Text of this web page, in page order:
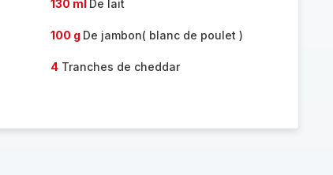
130 ml De lait
100 g De jambon( blanc de poulet )
4Tranches de cheddar